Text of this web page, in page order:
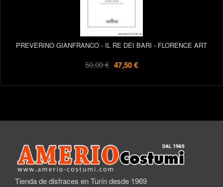
PREVERINO GIANFRANCO - IL RE DEI BARI - FLORENCE ART
50,00 € 47,50 €
Tienda de disfraces en Turín desde 1969